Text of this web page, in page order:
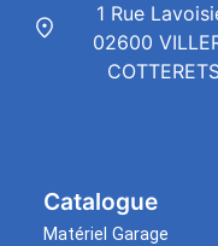
Catalogue
Matériel Garage
1 Rue
02600